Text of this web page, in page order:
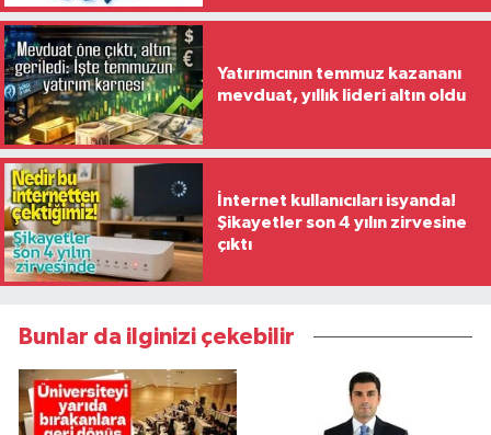
Yatırımcının temmuz kazananı
mevduat, yıllık lideri altın oldu
İnternet kullanıcıları isyanda!
Şikayetler son 4 yılın zirvesine
çıktı
Bunlar da ilginizi çekebilir